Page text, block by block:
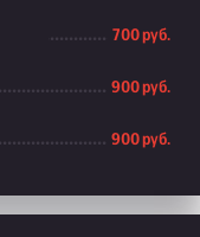
700 руб.
900 руб.
900 руб.